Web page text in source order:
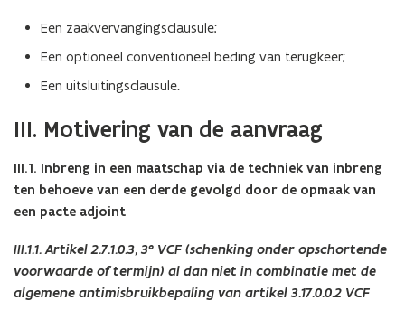
Een zaakvervangingsclausule;
Een optioneel conventioneel beding van terugkeer;
Een uitsluitingsclausule.
III. Motivering van de aanvraag
III.1. Inbreng in een maatschap via de techniek van inbreng
ten behoeve van een derde gevolgd door de opmaak van
een pacte adjoint
III.1.1. Artikel 2.7.1.0.3, 3° VCF (schenking onder opschortende
voorwaarde of termijn) al dan niet in combinatie met de
algemene antimisbruikbepaling van artikel 3.17.0.0.2 VCF